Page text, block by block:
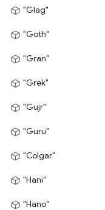
"Glag"
"Goth"
"Gran"
"Grek"
"Gujr"
"Guru"
"Colgar"
"Hani"
"Hano"